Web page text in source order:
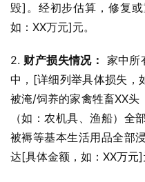
毁]。经初步估算，修复
如：XX万元]元。
2. 财产损失情况： 家中所
中，[详细列举具体损失，
被淹/饲养的家禽牲畜XX
（如：农机具、渔船）全
被褥等基本生活用品全部
达[具体金额，如：XX万元]